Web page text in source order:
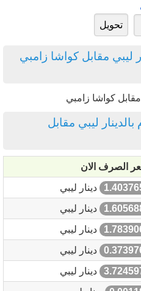
ليبي مقابل كواشا زامبي
بالدينار ليبي مقابل
الصرف الان
دينار ليبي
دينار ليبي
دينار ليبي
دينار ليبي
دينار ليبي